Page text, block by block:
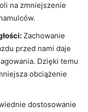
‍na zmniejszenie
‌Zachowanie
przed nami daje
Dzięki temu
obciążenie
dostosowanie